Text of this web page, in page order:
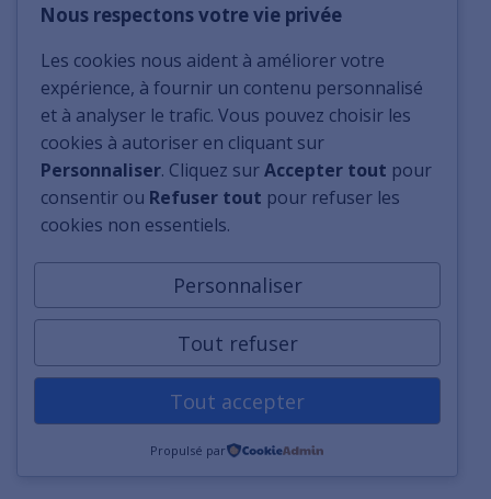
Nous respectons votre vie privée
Les cookies nous aident à améliorer votre
expérience, à fournir un contenu personnalisé
et à analyser le trafic. Vous pouvez choisir les
cookies à autoriser en cliquant sur
Personnaliser. Cliquez surAccepter tout pour
consentir ou Refuser tout pour refuser les
cookies non essentiels.
Personnaliser
Tout refuser
Tout accepter
Propulsé par